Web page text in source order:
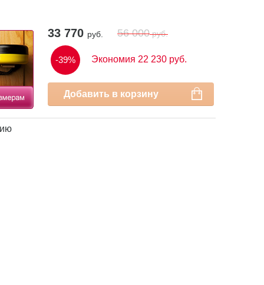
33 770 руб. 56 000руб.
-39% Экономия 22 230 руб.
Добавить в корзину